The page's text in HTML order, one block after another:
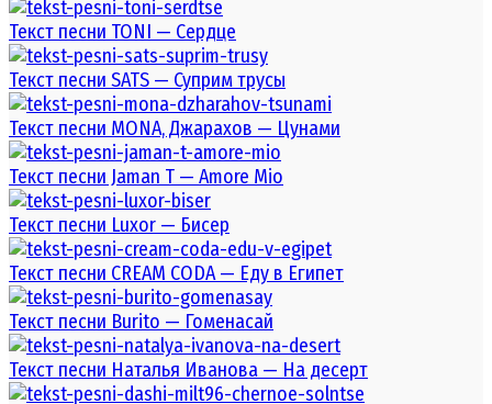
Текст песни TONI — Сердце
Текст песни SATS — Суприм трусы
Текст песни MONA, Джарахов — Цунами
Текст песни Jaman T — Amore Mio
Текст песни Luxor — Бисер
Текст песни CREAM CODA — Еду в Египет
Текст песни Burito — Гоменасай
Текст песни Наталья Иванова — На десерт